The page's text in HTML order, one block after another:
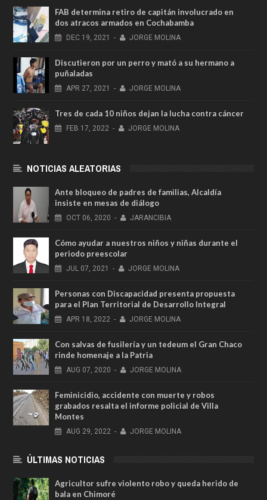
FAB determina retiro de capitán involucrado en
dos atracos armados en Cochabamba
DEC 19, 2021 - JORGE MOLINA
Discutieron por un perro y mató a su hermano a
puñaladas
APR 27, 2021 - JORGE MOLINA
Tres de cada 10 niños dejan la lucha contra cáncer
FEB 17, 2022 - JORGE MOLINA
NOTICIAS ALEATORIAS
Ante bloqueo de padres de familias, Alcaldía
insiste en mesas de diálogo
OCT 06, 2020 - JARANCIBIA
Cómo ayudar a nuestros niños y niñas durante el
periodo preescolar
JUL 07, 2021 - JORGE MOLINA
Personas con Discapacidad presenta propuesta
para el Plan Territorial de Desarrollo Integral
APR 18, 2022 - JORGE MOLINA
Con salvas de fusilería y un tedeum el Gran Chaco
rinde homenaje a la Patria
AUG 07, 2020 - JORGE MOLINA
Feminicidio, accidente con muerte y robos
grabados resalta el informe policial de Villa
Montes
AUG 29, 2022 - JORGE MOLINA
ÚLTIMAS NOTICIAS
Agricultor sufre violento robo y queda herido de
bala en Chimoré